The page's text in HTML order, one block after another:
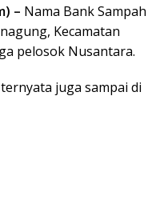
– Nama Bank Sampah
Kecamatan
pelosok Nusantara.
ternyata juga sampai di